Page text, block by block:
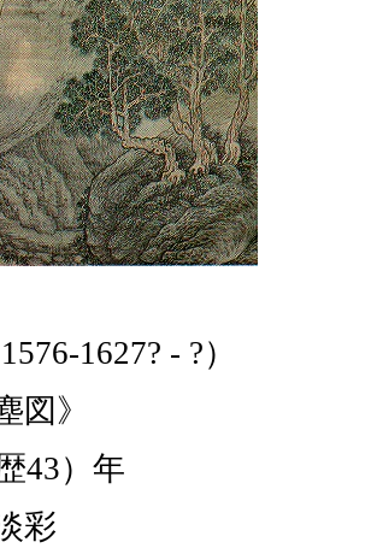
1627? - ?）
図》
43）年
彩